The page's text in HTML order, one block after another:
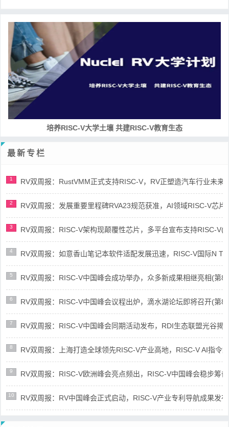
培养RISC-V大学土壤 共建RISC-V教育生态
最新专栏
1 RV双周报：RustVMM正式支持RISC-V，RV正塑造汽车行业未来
2 RV双周报：发展重要里程碑RVA23规范获准，AI领域RISC-V芯
3 RV双周报：RISC-V架构现颠覆性芯片，多平台宣布支持RISC-V(
4 RV双周报：如意香山笔记本软件适配发展迅速，RISC-V国际N
5 RV双周报：RISC-V中国峰会成功举办，众多新成果相继亮相(第
6 RV双周报：RISC-V中国峰会议程出炉，滴水湖论坛即将召开(第
7 RV双周报：RISC-V中国峰会同期活动发布，RDI生态联盟光谷揭
8 RV双周报：上海打造全球领先RISC-V产业高地，RISC-V AI指令
9 RV双周报：RISC-V欧洲峰会亮点频出，RISC-V中国峰会稳步筹
10 RV双周报：RV中国峰会正式启动，RISC-V产业专利导航成果发